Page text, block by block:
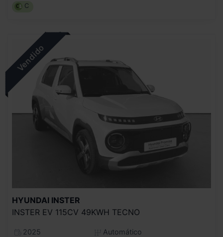
C
HYUNDAI INSTER
INSTER EV 115CV 49KWH TECNO
2025
Automático